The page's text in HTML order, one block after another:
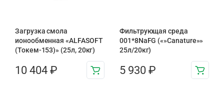
Загрузка смола
ионообменная «ALFASOFT
(Токем-153)» (25л, 20кг)
10 404 ₽
Фильтрующая среда
001*8NaFG («»Canature»»
25л/20кг)
5 930 ₽